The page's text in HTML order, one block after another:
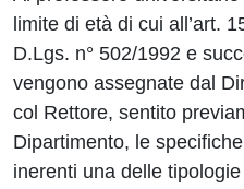
limite di età di cui all’art.
D.Lgs. n° 502/1992 e
vengono assegnate dal
col Rettore, sentito
Dipartimento, le
inerenti una delle